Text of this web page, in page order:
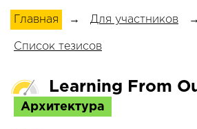
Главная → Для участников →
Список тезисов
Learning From
Архитектура